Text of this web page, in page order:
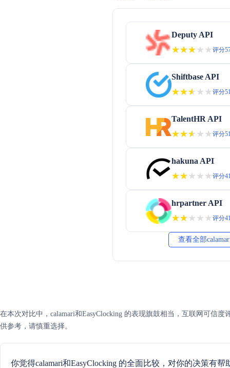
Deputy API
★★★★★
★★★★★评分
Shiftbase API
★★★★★
★★★★★评分
TalentHR API
★★★★★
★★★★★评分
hakuna API
★★★★★
★★★★★评分
hrpartner API
★★★★★
★★★★★评分
查看全部
在本次对比中，calamari和EasyClocking 的表现旗鼓相当，互联网可信
供参考，请慎重选择。
你觉得calamari和EasyClocking 的全面比较，对你的决策有帮